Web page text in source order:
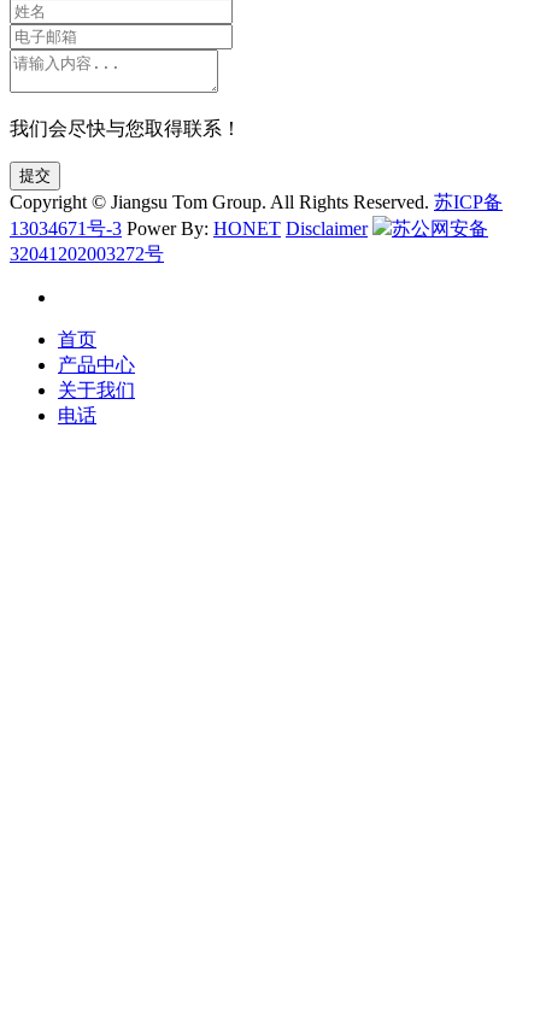
我们会尽快与您取得联系！
提交
Copyright © Jiangsu Tom Group. All Rights Reserved. 苏ICP备
13034671号-3 Power By: HONET Disclaimer
苏公网安备
32041202003272号
首页
产品中心
关于我们
电话